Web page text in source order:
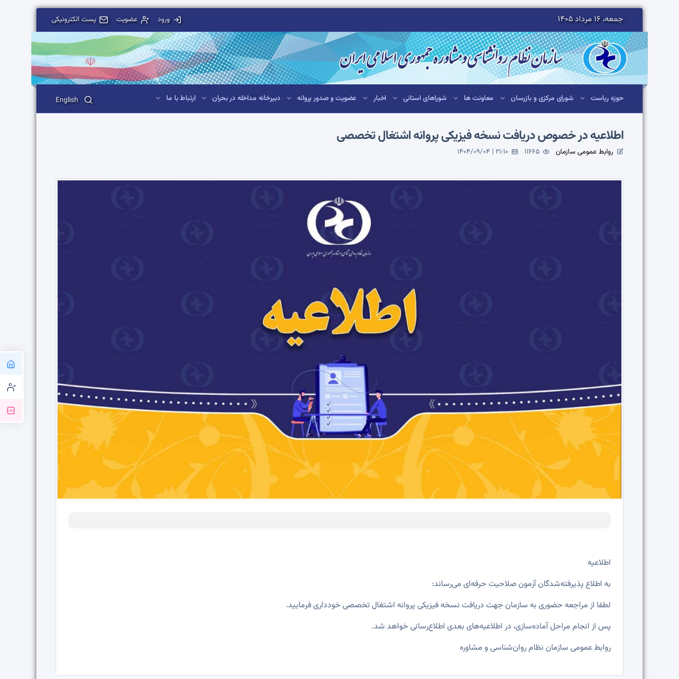
جمعه، 16 مرداد 1405 ورود عضویت پست الکترونیکی
حوزه ریاست شورای مرکزی و بازرسان معاونت ها شوراهای استانی اخبار عضویت و صدور پروانه دبیرخانه مداخله در بحران ارتباط با ما English
اطلاعیه در خصوص دریافت نسخه فیزیکی پروانه اشتغال تخصصی
روابط عمومی سازمان 11665
1404/09/04 | 21:10
اطلاعیه
به اطلاع پذیرفته‌شدگان آزمون صلاحیت حرفه‌ای می‌رساند:
لطفا از مراجعه حضوری به سازمان جهت دریافت نسخه فیزیکی پروانه اشتغال تخصصی خودداری فرمایید.
پس از انجام مراحل آماده‌سازی، در اطلاعیه‌های بعدی اطلاع‌رسانی خواهد شد.
روابط عمومی سازمان نظام روان‌شناسی و مشاوره